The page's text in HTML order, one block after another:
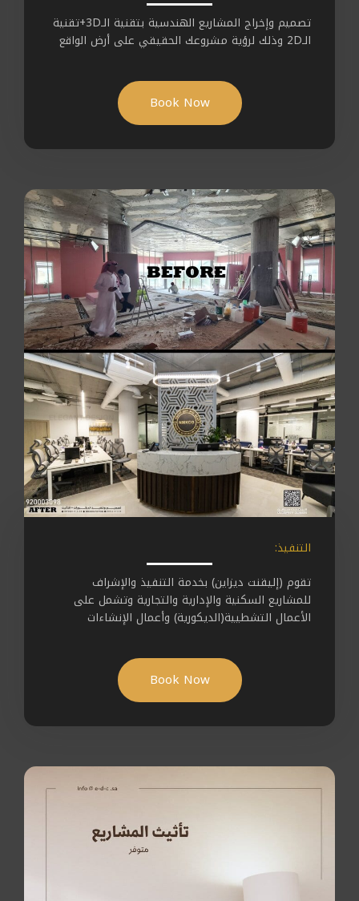
تصميم وإخراج المشاريع الهندسية بتقنية الـ3D+تقنية
الـ2D وذلك لرؤية مشروعك الحقيقي على أرض الواقع
Book Now
التنفيذ:
تقوم (إليقنت ديزاين) بخدمة التنفيذ والإشراف
للمشاريع السكنية والإدارية والتجارية وتشمل على
الأعمال التشطيية(الديكورية) وأعمال الإنشاءات
Book Now